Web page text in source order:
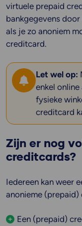
virtuele prepaid
bankgegevens
als je zo anoniem
creditcard.
Let wel op:
enkel
fysieke
creditcard
Zijn er nog
creditcards?
Iedereen kan weer
anonieme
Een (prepaid)